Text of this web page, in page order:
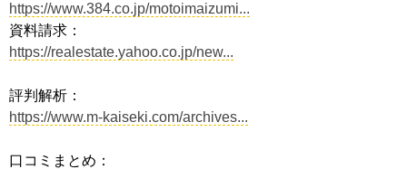
https://www.384.co.jp/motoimaizumi...
資料請求：
https://realestate.yahoo.co.jp/new...
評判解析：
https://www.m-kaiseki.com/archives...
口コミまとめ：